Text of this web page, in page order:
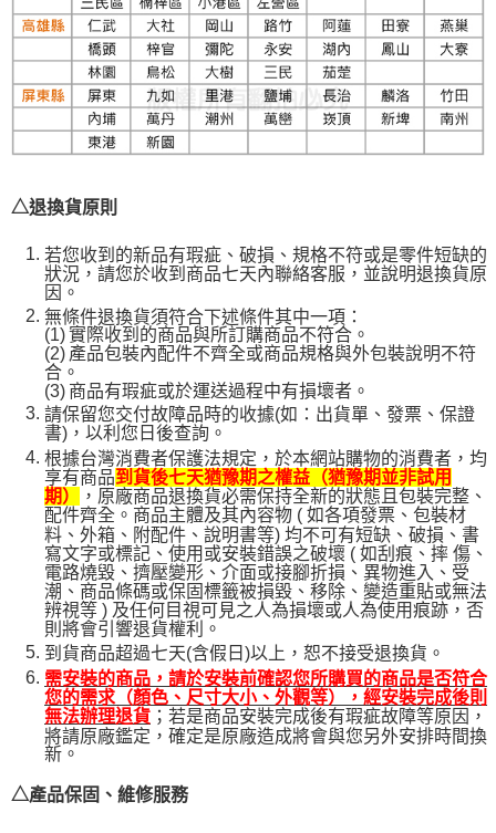
△退換貨原則
若您收到的新品有瑕疵、破損、規格不符或是零件短缺的
狀況，請您於收到商品七天內聯絡客服，並說明退換貨原
因。
無條件退換貨須符合下述條件其中一項：
(1)實際收到的商品與所訂購商品不符合。
(2) 產品包裝內配件不齊全或商品規格與外包裝說明不符
合。
(3) 商品有瑕疵或於運送過程中有損壞者。
請保留您交付故障品時的收據(如：出貨單、發票、保證
書)，以利您日後查詢。
根據台灣消費者保護法規定，於本網站購物的消費者，均
享有商品到貨後七天猶豫期之權益（猶豫期並非試用
期）
，原廠商品退換貨必需保持全新的狀態且包裝完整、
配件齊全。商品主體及其內容物 ( 如各項發票、包裝材
料、外箱、附配件、說明書等) 均不可有短缺、破損、書
寫文字或標記、使用或安裝錯誤之破壞 ( 如刮痕、摔 傷、
電路燒毀、擠壓變形、介面或接腳折損、異物進入、受
潮、商品條碼或保固標籤被損毀、移除、變造重貼或無法
辨視等 ) 及任何目視可見之人為損壞或人為使用痕跡，否
則將會引響退貨權利。
到貨商品超過七天(含假日)以上，恕不接受退換貨。
需安裝的商品，請於安裝前確認您所購買的商品是否符合
您的需求（顏色、尺寸大小、外觀等），經安裝完成後則
無法辦理退貨 ；若是商品安裝完成後有瑕疵故障等原因，
將請原廠鑑定，確定是原廠造成將會與您另外安排時間換
新。
△產品保固、維修服務